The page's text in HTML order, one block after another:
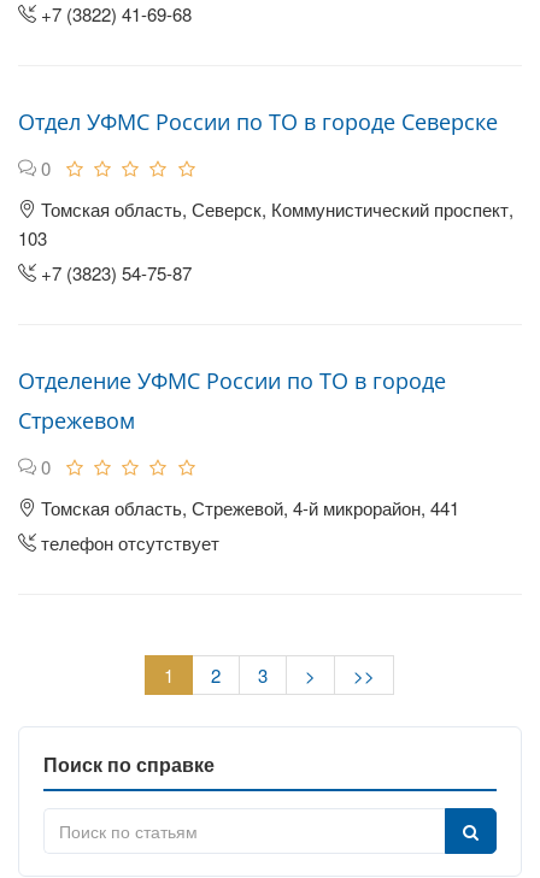
+7 (3822) 41-69-68
Отдел УФМС России по ТО в городе Северске
0
Томская область, Северск, Коммунистический проспект,
103
+7 (3823) 54-75-87
Отделение УФМС России по ТО в городе
Стрежевом
0
Томская область, Стрежевой, 4-й микрорайон, 441
телефон отсутствует
1 2 3 > >>
Поиск по справке